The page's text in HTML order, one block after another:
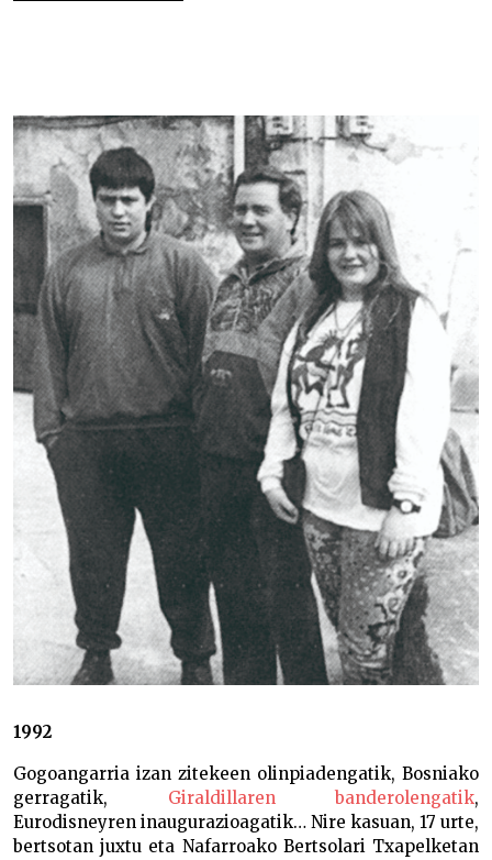
1992
Gogoangarria izan zitekeen olinpiadengatik, Bosniako
gerragatik, Giraldillaren banderolengatik,
Eurodisneyren inaugurazioagatik… Nire kasuan, 17 urte,
bertsotan juxtu eta Nafarroako Bertsolari Txapelketan